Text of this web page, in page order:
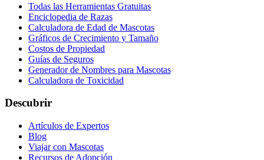
Todas las Herramientas Gratuitas
Enciclopedia de Razas
Calculadora de Edad de Mascotas
Gráficos de Crecimiento y Tamaño
Costos de Propiedad
Guías de Seguros
Generador de Nombres para Mascotas
Calculadora de Toxicidad
Descubrir
Artículos de Expertos
Blog
Viajar con Mascotas
Recursos de Adopción